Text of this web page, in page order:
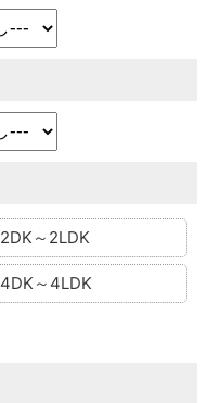
2DK～2LDK
4DK～4LDK